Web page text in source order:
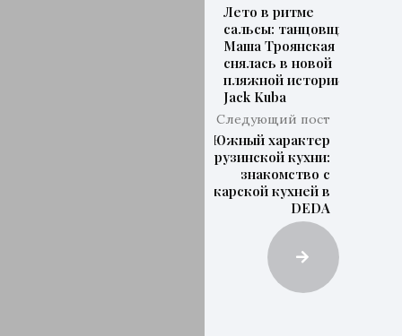
Лето в ритме
сальсы: танцовщица
Маша Троянская
снялась в новой
пляжной истории
Jack Kuba
Следующий пост
Южный характер
грузинской кухни:
знакомство с
аджарской кухней в
DEDA